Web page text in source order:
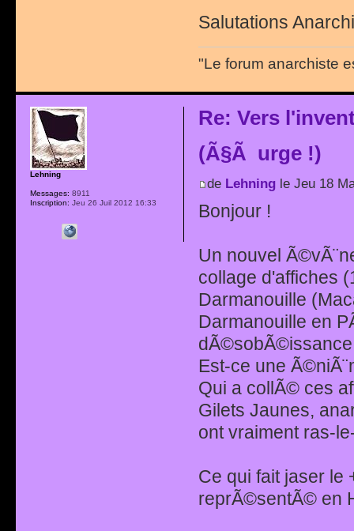
Salutations
"Le forum anarchiste
Re: Vers
(Ã§Ã urge !)
de Lehningle Jeu 18
Bonjour !
Un nouvel
collage d'affiches
Darmanouille
Darmanouille en
Est-ce une
Qui a collÃ© ces
Gilets Jaunes,
ont vraiment ras-
Ce qui fait jaser le
reprÃ©sentÃ© en
Lehning
Messages: 8911
Inscription: Jeu 26 Juil 2012 16:33